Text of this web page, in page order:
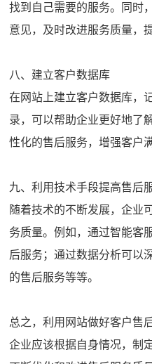
找到自己需要的服务。同时
意见，及时改进服务质量，
八、建立客户数据库
在网站上建立客户数据库，
录，可以帮助企业更好地了
性化的售后服务，增强客户
九、利用技术手段提高售后
随着技术的不断发展，企业
务质量。例如，通过智能客
后服务；通过数据分析可以
的售后服务等等。
总之，利用网站做好客户售
企业应该根据自身情况，制